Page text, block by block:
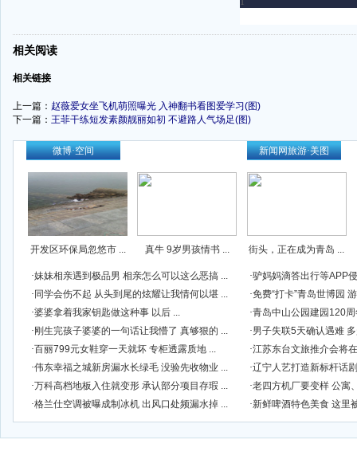
-
相关阅读
相关链接
上一篇： 赵薇爱女坐飞机萌照曝光 入神翻书看图爱学习(图)
下一篇： 王菲干练短发素颜靓丽如初 不避路人气场足(图)